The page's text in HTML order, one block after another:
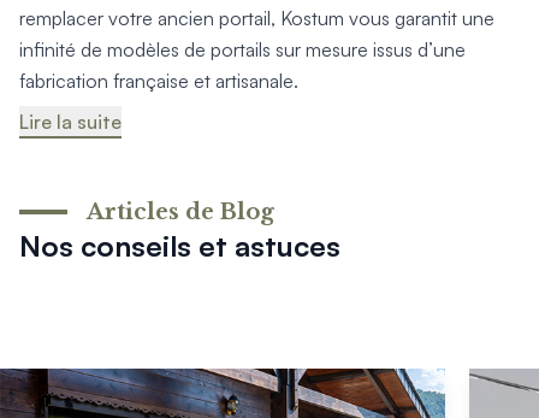
remplacer votre ancien portail, Kostum vous garantit une
infinité de modèles de portails sur mesure issus d’une
fabrication française et artisanale.
Lire la suite
Nos conseils et astuces
Articles de Blog